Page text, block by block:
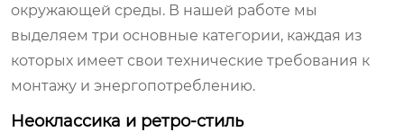
окружающей среды. В нашей работе мы
выделяем три основные категории, каждая из
которых имеет свои технические требования к
монтажу и энергопотреблению.
Неоклассика и ретро-стиль